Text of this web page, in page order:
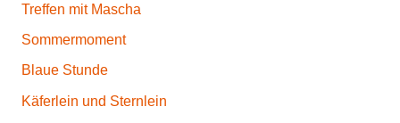
Treffen mit Mascha
Sommermoment
Blaue Stunde
Käferlein und Sternlein